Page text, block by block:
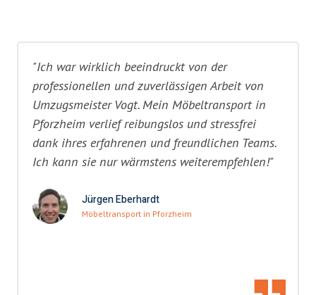
"Ich war wirklich beeindruckt von der
professionellen und zuverlässigen Arbeit von
Umzugsmeister Vogt. Mein Möbeltransport in
Pforzheim verlief reibungslos und stressfrei
dank ihres erfahrenen und freundlichen Teams.
Ich kann sie nur wärmstens weiterempfehlen!"
Jürgen Eberhardt
Möbeltransport in Pforzheim